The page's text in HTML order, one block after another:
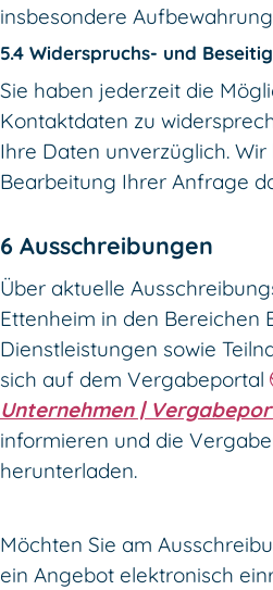
insbesondere
5.4 Widerspruchs- und
Sie haben jederzeit die
Kontaktdaten zu
Ihre Daten unverzüglich.
Bearbeitung Ihrer Anfrage
6 Ausschreibungen
Über aktuelle
Ettenheim in den Bereichen
Dienstleistungen sowie
sich auf dem Vergabeportal
Unternehmen |
informieren und die
herunterladen.
Möchten Sie am
ein Angebot elektronisch